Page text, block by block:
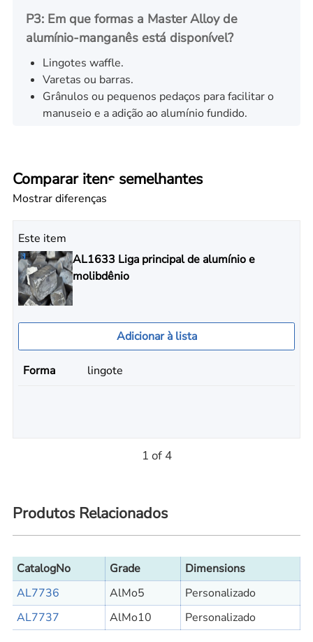
P3: Em que formas a Master Alloy de
alumínio-manganês está disponível?
Lingotes waffle.
Varetas ou barras.
Grânulos ou pequenos pedaços para facilitar o
manuseio e a adição ao alumínio fundido.
Comparar itens semelhantes
Mostrar diferenças
Este item
AL1633 Liga principal de alumínio e
molibdênio
Adicionar à lista
Forma lingote
1 of 4
Produtos Relacionados
CatalogNo Grade
Dimensions
AL7736
AlMo5
Personalizado
AL7737
AlMo10 Personalizado